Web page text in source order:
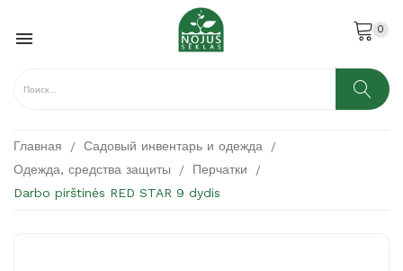
 0
Главная
Садовый инвентарь и одежда
Одежда, средства защиты
Перчатки
Darbo pirštinės RED STAR 9 dydis